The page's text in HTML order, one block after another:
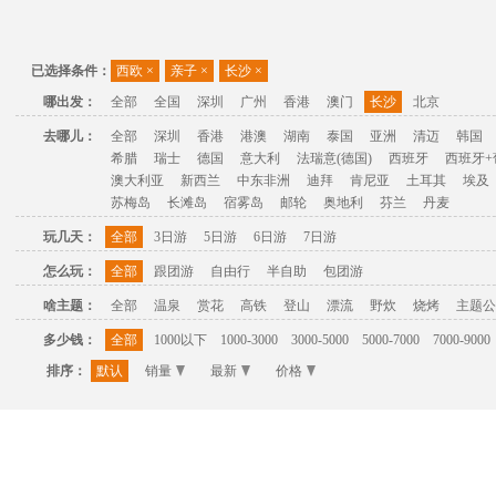
已选择条件： 西欧 × 亲子 × 长沙 ×
哪出发：
全部 全国 深圳 广州 香港 澳门 长沙 北京
去哪儿： 全部 深圳 香港 港澳 湖南 泰国 亚洲 清迈
韩国
希腊
瑞士 德国 意大利 法瑞意(德国) 西班牙
西班牙+
澳大利亚
新西兰 中东非洲 迪拜 肯尼亚 土耳其
埃及
苏梅岛
长滩岛 宿雾岛 邮轮 奥地利 芬兰 丹麦
玩几天： 全部 3日游 5日游 6日游 7日游
怎么玩： 全部 跟团游 自由行 半自助 包团游
啥主题： 全部 温泉 赏花 高铁 登山 漂流 野炊 烧烤 主题
多少钱： 全部 1000以下 1000-3000 3000-5000 5000-7000
7000-9000
排序：
默认 销量 最新 价格